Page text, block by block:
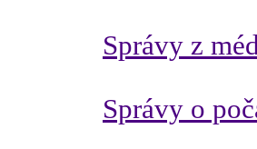
Správy z
Správy o